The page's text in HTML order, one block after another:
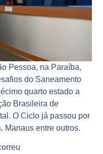
Pessoa, na Paraíba,
do Saneamento
quarto estado a
Brasileira de
O Ciclo já passou por
Manaus entre outros.